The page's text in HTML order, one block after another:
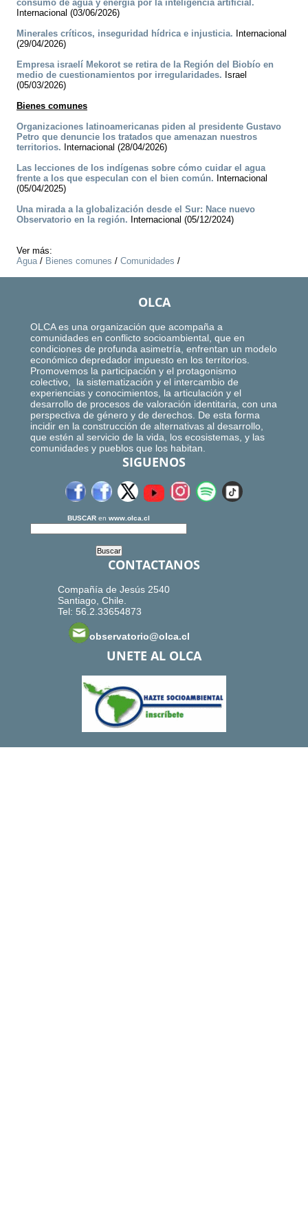
consumo de agua y energía por la inteligencia artificial.
Internacional (03/06/2026)
Minerales críticos, inseguridad hídrica e injusticia. Internacional
(29/04/2026)
Empresa israelí Mekorot se retira de la Región del Biobío en
medio de cuestionamientos por irregularidades. Israel
(05/03/2026)
Bienes comunes
Organizaciones latinoamericanas piden al presidente Gustavo
Petro que denuncie los tratados que amenazan nuestros
territorios. Internacional (28/04/2026)
Las lecciones de los indígenas sobre cómo cuidar el agua
frente a los que especulan con el bien común. Internacional
(05/04/2025)
Una mirada a la globalización desde el Sur: Nace nuevo
Observatorio en la región. Internacional (05/12/2024)
Ver más:
Agua/ Bienes comunes / Comunidades /
OLCA
OLCA es una organización que acompaña a
comunidades en conflicto socioambiental, que en
condiciones de profunda asimetría, enfrentan un modelo
económico depredador impuesto en los territorios.
Promovemos la participación y el protagonismo
colectivo, la sistematización y el intercambio de
experiencias y conocimientos, la articulación y el
desarrollo de procesos de valoración identitaria, con una
perspectiva de género y de derechos. De esta forma
incidir en la construcción de alternativas al desarrollo,
que estén al servicio de la vida, los ecosistemas, y las
comunidades y pueblos que los habitan.
SIGUENOS
BUSCAR en www.olca.cl
CONTACTANOS
Compañía de Jesús 2540
Santiago, Chile.
Tel: 56.2.33654873
observatorio@olca.cl
UNETE AL OLCA